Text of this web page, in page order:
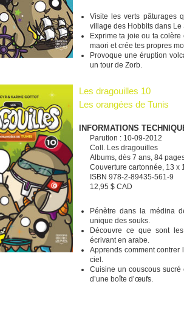
Visite les verts pâturages
village des Hobbits dans
Exprime ta joie ou ta
maori et crée tes propres
Provoque une éruption
un tour de Zorb.
Les dragouilles 10
Les orangées de Tunis
INFORMATIONS
Parution : 10-09-2012
Coll. Les dragouilles
Albums, dès 7 ans, 84
Couverture cartonnée, 13 x
ISBN 978-2-89435-561-9
12,95 $ CAD
Pénètre dans la médina
unique des souks.
Découvre ce que sont
écrivant en arabe.
Apprends comment
ciel.
Cuisine un couscous
d’une boîte d’œufs.